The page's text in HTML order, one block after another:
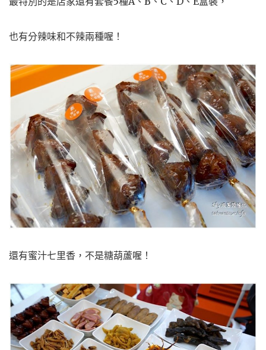
也有分辣味和不辣兩種喔！
還有蜜汁七里香，不是糖葫蘆喔！